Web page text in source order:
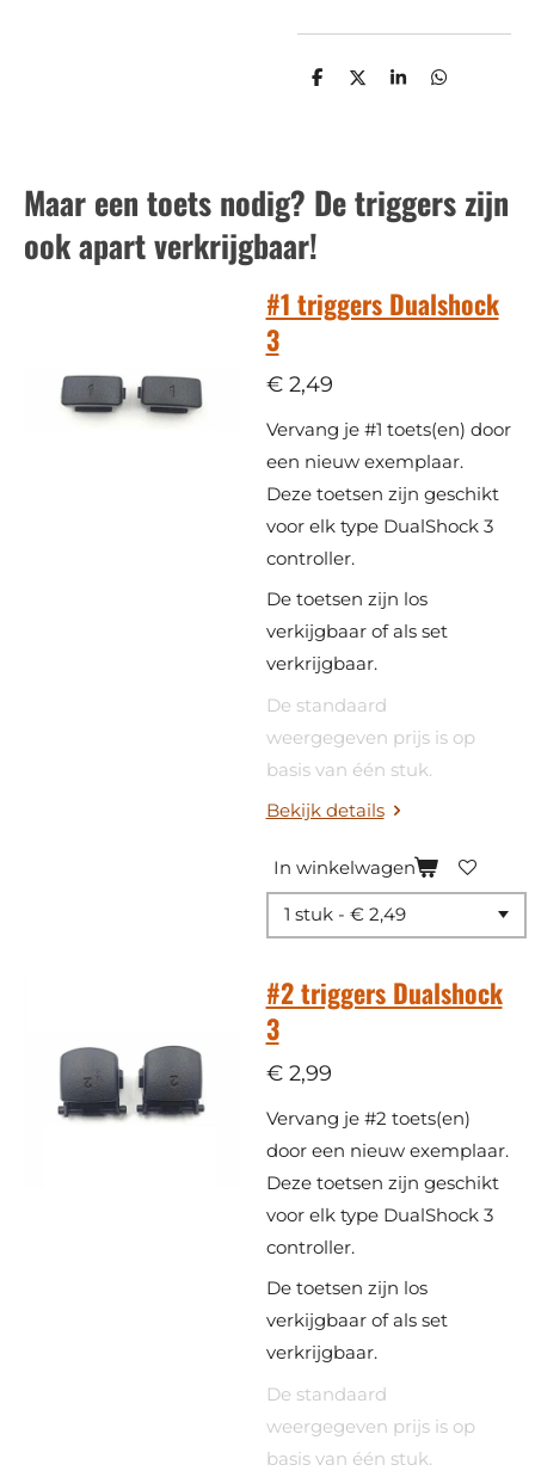
D
D
S
D
Maar een toets nodig? De triggers zijn
ook apart verkrijgbaar!
#1 triggers Dualshock
3
€ 2,49
Vervang je #1 toets(en) door
een nieuw exemplaar.
​Deze toetsen zijn geschikt
voor elk type DualShock 3
controller.
De toetsen zijn los
verkijgbaar of als set
verkrijgbaar.
De standaard
weergegeven prijs is op
basis van één stuk.
Bekijk details
In winkelwagen
#2 triggers Dualshock
3
€ 2,99
Vervang je #2 toets(en)
door een nieuw exemplaar.
​Deze toetsen zijn geschikt
voor elk type DualShock 3
controller.
De toetsen zijn los
verkijgbaar of als set
verkrijgbaar.
De standaard
weergegeven prijs is op
basis van één stuk.